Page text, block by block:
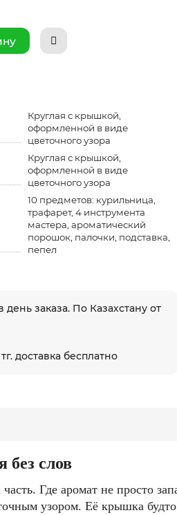
Круглая с крышкой,
оформленной в виде
цветочного узора
Круглая с крышкой,
оформленной в виде
цветочного узора
10 предметов: курильница,
трафарет, 4 инструмента
мастера, ароматический
порошок, палочки, подставка,
пепел
заказа. По Казахстану от
доставка бесплатно
слов
Где аромат не просто
узором. Её крышка